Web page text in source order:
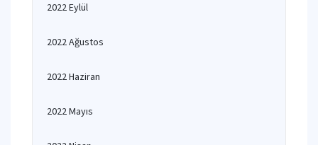
2022 Eylül
2022 Ağustos
2022 Haziran
2022 Mayıs